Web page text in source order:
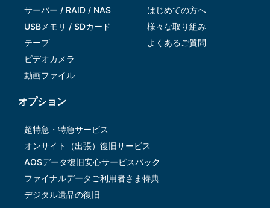
サーバー / RAID / NAS
USBメモリ / SDカード
テープ
ビデオカメラ
動画ファイル
はじめての方へ
様々な取り組み
よくあるご質問
オプション
超特急・特急サービス
オンサイト（出張）復旧サービス
AOSデータ復旧安⼼サービスパック
ファイナルデータご利⽤者さま特典
デジタル遺品の復旧